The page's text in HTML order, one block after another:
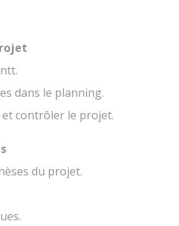
dans le planning.
contrôler le projet.
du projet.